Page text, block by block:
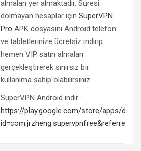
almaları yer almaktadır. Süresi
dolmayan hesaplar için SuperVPN
Pro APK dosyasını Android telefon
ve tabletlerinize ücretsiz indirip
hemen VIP satın almaları
gerçekleştirerek sınırsız bir
kullanıma sahip olabilirsiniz.
SuperVPN Android indir :
https://play.google.com/store/apps/